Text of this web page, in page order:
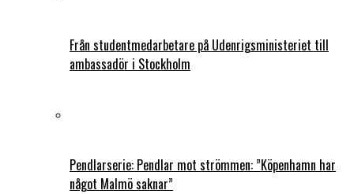
Från studentmedarbetare på Udenrigsministeriet till
ambassadör i Stockholm
Pendlarserie: Pendlar mot strömmen: ”Köpenhamn har
något Malmö saknar”